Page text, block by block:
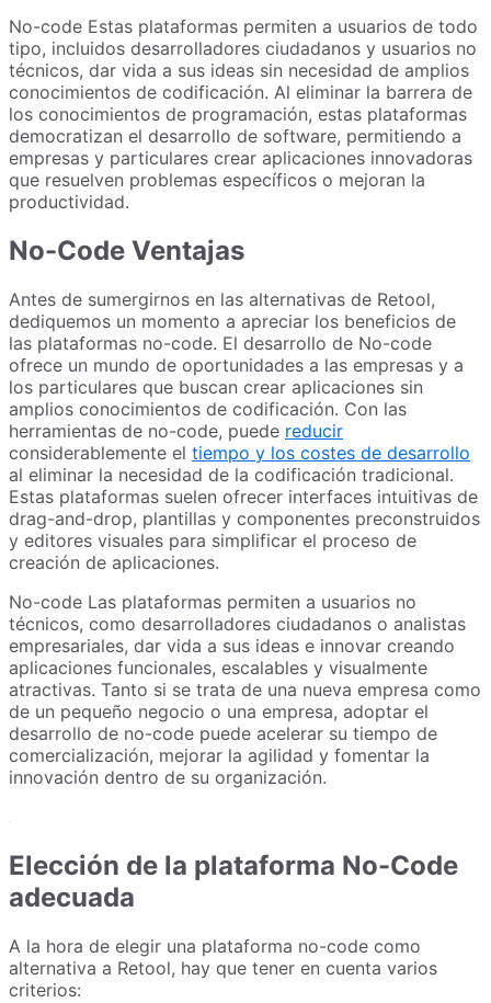
No-code Estas plataformas permiten a usuarios de todo
tipo, incluidos desarrolladores ciudadanos y usuarios no
técnicos, dar vida a sus ideas sin necesidad de amplios
conocimientos de codificación. Al eliminar la barrera de
los conocimientos de programación, estas plataformas
democratizan el desarrollo de software, permitiendo a
empresas y particulares crear aplicaciones innovadoras
que resuelven problemas específicos o mejoran la
productividad.
No-Code Ventajas
Antes de sumergirnos en las alternativas de Retool,
dediquemos un momento a apreciar los beneficios de
las plataformas no-code. El desarrollo de No-code
ofrece un mundo de oportunidades a las empresas y a
los particulares que buscan crear aplicaciones sin
amplios conocimientos de codificación. Con las
herramientas de no-code, puede reducir
considerablemente el tiempo y los costes de desarrollo
al eliminar la necesidad de la codificación tradicional.
Estas plataformas suelen ofrecer interfaces intuitivas de
drag-and-drop, plantillas y componentes preconstruidos
y editores visuales para simplificar el proceso de
creación de aplicaciones.
No-code Las plataformas permiten a usuarios no
técnicos, como desarrolladores ciudadanos o analistas
empresariales, dar vida a sus ideas e innovar creando
aplicaciones funcionales, escalables y visualmente
atractivas. Tanto si se trata de una nueva empresa como
de un pequeño negocio o una empresa, adoptar el
desarrollo de no-code puede acelerar su tiempo de
comercialización, mejorar la agilidad y fomentar la
innovación dentro de su organización.
Elección de la plataforma No-Code
adecuada
A la hora de elegir una plataforma no-code como
alternativa a Retool, hay que tener en cuenta varios
criterios: